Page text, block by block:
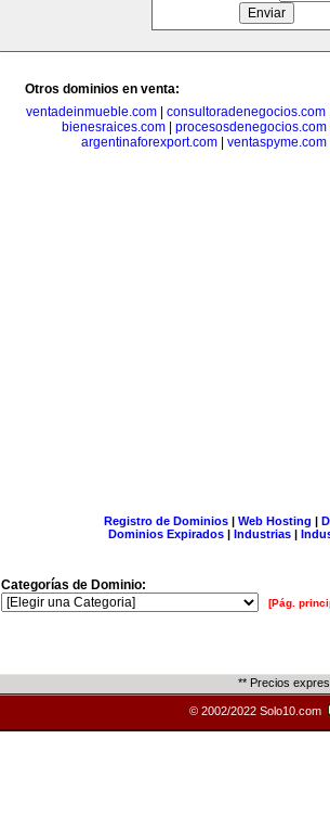
Otros dominios en venta:
ventadeinmueble.com| consultoradenegocios.com
bienesraices.com
procesosdenegocios.com
argentinaforexport.com| ventaspyme.com
Registro de Dominios| Web Hosting |
Dominios Expirados | Industrias |
Categorías de Dominio:
[Pág.
** Precios
© 2002/2022 Solo10.com